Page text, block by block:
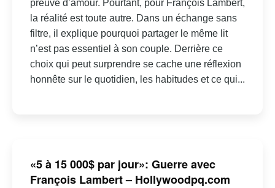
preuve d’amour. Pourtant, pour François Lambert,
la réalité est toute autre. Dans un échange sans
filtre, il explique pourquoi partager le même lit
n’est pas essentiel à son couple. Derrière ce
choix qui peut surprendre se cache une réflexion
honnête sur le quotidien, les habitudes et ce qui...
«5 à 15 000$ par jour»: Guerre avec
François Lambert – Hollywoodpq.com